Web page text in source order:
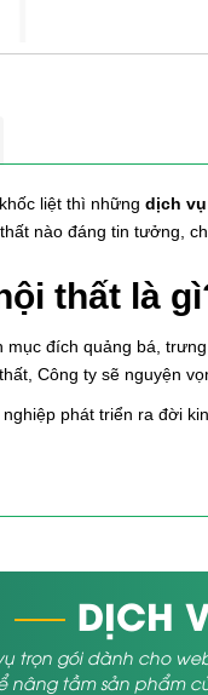
liệt thì những dịch vụ
nào đáng tin tưởng,
thất là
đích quảng bá,
Công ty sẽ nguyện
phát triển ra đời
DỊCH
trọn gói dành cho
nâng tầm sản phẩm